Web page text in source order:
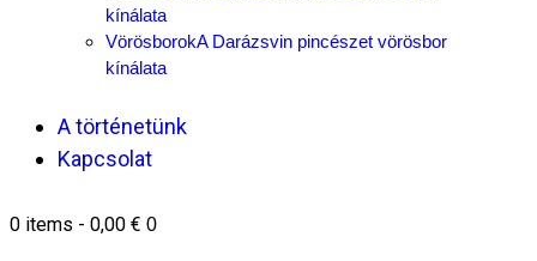
kínálata
VörösborokA Darázsvin pincészet vörösbor
kínálata
A történetünk
Kapcsolat
0 items - 0,00 € 0